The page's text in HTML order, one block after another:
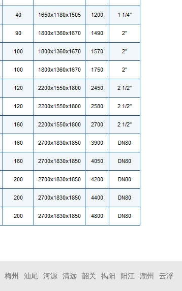
梅州 汕尾 河源 清远 韶关 揭阳 阳江 潮州 云浮